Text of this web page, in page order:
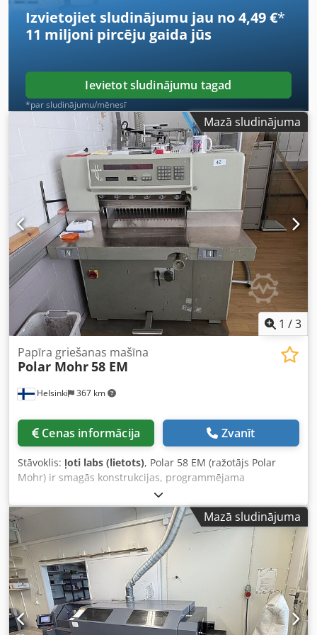
Izvietojiet sludinājumu jau no 4,49 €*
11 miljoni pircēju gaida jūs
Ievietot sludinājumu tagad
*par sludinājumu/mēnesī
Mazā sludinājuma
1 /3
Helsinki 367 km
Papīra griešanas mašīna
Polar Mohr58 EM
Cenas informācija Zvanīt
Stāvoklis: ļoti labs (lietots), Polar 58 EM (ražotājs Polar
Mohr) ir smagās konstrukcijas, programmējama
hidrauliskā papīra griezējieta. Tā ir paredzēta poligrāfijām,
kopēšanas centriem un grāmatu iesiešanas darbnīcām,
kurām nepieciešama precīza un atkārtojama griešana
SRA3 un B3 papīra formātos. Tehniskās specifikācijas:
Griešanas platums: 580 mm (22,8 collas) Padeves dziļums:
580 mm (22,8 collas) Spīles atvērums: 100 mm (3,9 collas) –
maksimālais stabu augstums Spiešanas spēks: maināms
no 180 daN (400 lbs) līdz 1500 daN (3300 lbs) Minimālais
griezuma garums: 15 mm (0,59 collas) bez palīglīstes / 50
mm (1,96 collas) ar palīglīsti Dedpfszr E Eyox Ah Askr
Mazā sludinājuma